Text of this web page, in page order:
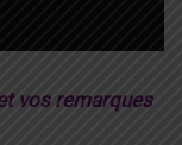
vos remarques